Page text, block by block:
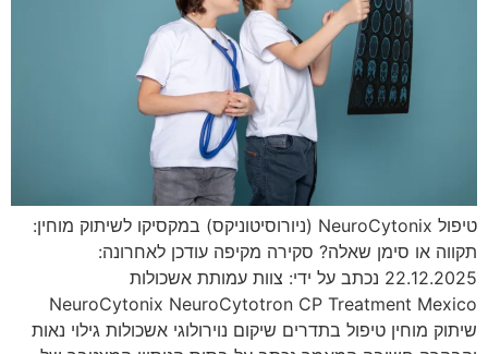
טיפול NeuroCytonix (ניורוסיטוניקס) במקסיקו לשיתוק מוחין:
תקווה או סימן שאלה? סקירה מקיפה עודכן לאחרונה:
22.12.2025 נכתב על ידי: צוות עמותת אשכולות
NeuroCytonix NeuroCytotron CP Treatment Mexico
שיתוק מוחין טיפול בתדרים שיקום נוירולוגי אשכולות גילוי נאות